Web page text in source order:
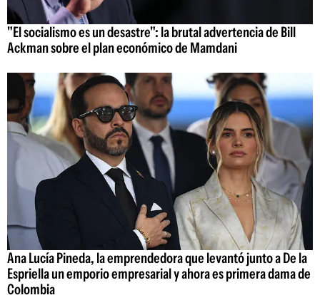
"El socialismo es un desastre": la brutal advertencia de Bill
Ackman sobre el plan económico de Mamdani
Ana Lucía Pineda, la emprendedora que levantó junto a De la
Espriella un emporio empresarial y ahora es primera dama de
Colombia